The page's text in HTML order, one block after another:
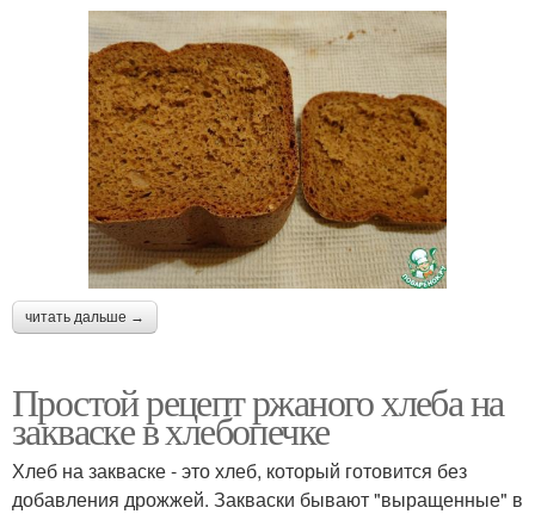
читать дальше →
Простой рецепт ржаного хлеба на
закваске в хлебопечке
Хлеб на закваске - это хлеб, который готовится без
добавления дрожжей. Закваски бывают "выращенные" в